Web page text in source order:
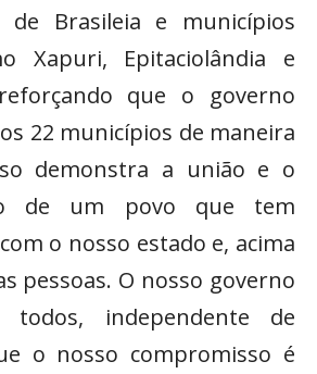
de Brasileia e municípios
Xapuri, Epitaciolândia e
que o governo
22 municípios de maneira
demonstra a união e o
de um povo que tem
o nosso estado e, acima
pessoas. O nosso governo
independente de
o nosso compromisso é